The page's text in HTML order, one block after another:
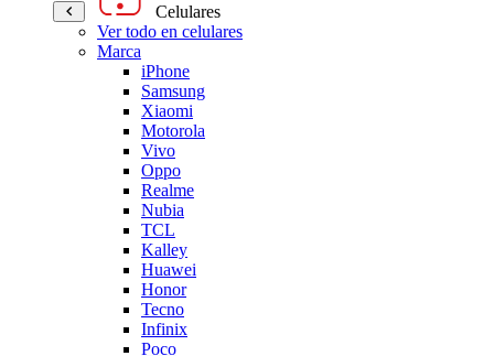
Celulares
Ver todo en celulares
Marca
iPhone
Samsung
Xiaomi
Motorola
Vivo
Oppo
Realme
Nubia
TCL
Kalley
Huawei
Honor
Tecno
Infinix
Poco